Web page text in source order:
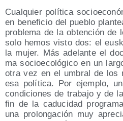
Cual­quier polí­ti­ca
en bene­fi­cio del pue­blo
pro­ble­ma de la obten­ción de
solo hemos vis­to dos: el
la mujer. Más ade­lan­te el
ma socio­eco­ló­gi­co en un
otra vez en el umbral de los
esa polí­ti­ca. Por ejem­plo,
con­di­cio­nes de tra­ba­jo y de
fin de la cadu­ci­dad
una pro­lon­ga­ción muy